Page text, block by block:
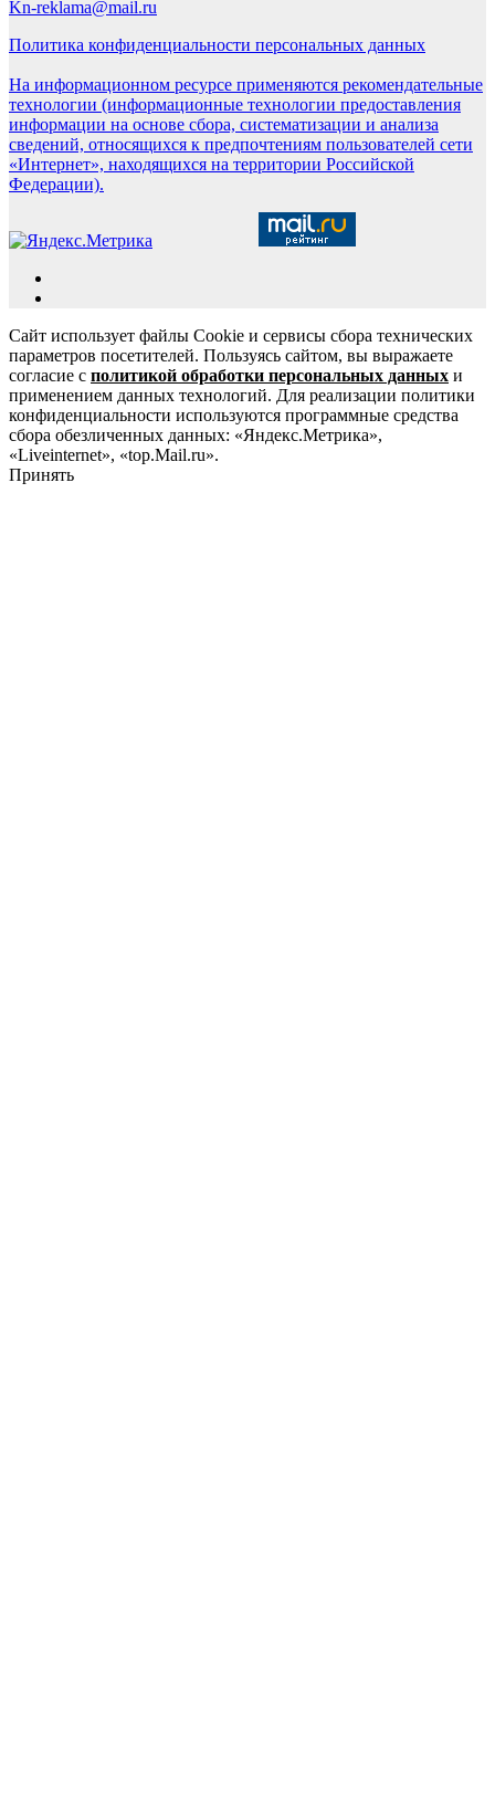
Kn-reklama@mail.ru
Политика конфиденциальности персональных данных
На информационном ресурсе применяются рекомендательные
технологии (информационные технологии предоставления
информации на основе сбора, систематизации и анализа
сведений, относящихся к предпочтениям пользователей сети
«Интернет», находящихся на территории Российской
Федерации).
Сайт использует файлы Cookie и сервисы сбора технических
параметров посетителей. Пользуясь сайтом, вы выражаете
согласие с политикой обработки персональных данных и
применением данных технологий. Для реализации политики
конфиденциальности используются программные средства
сбора обезличенных данных: «Яндекс.Метрика»,
«Liveinternet», «top.Mail.ru».
Принять